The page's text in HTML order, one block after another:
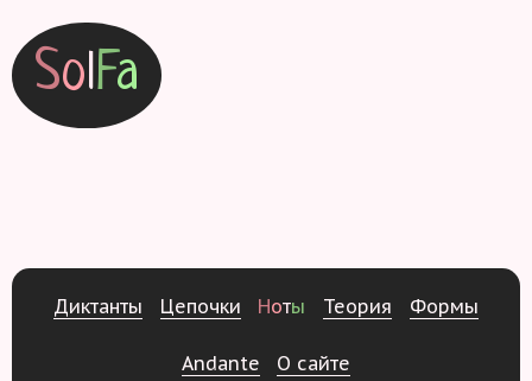
SolFa
Диктанты Цепочки Ноты Теория Формы
Andante О сайте